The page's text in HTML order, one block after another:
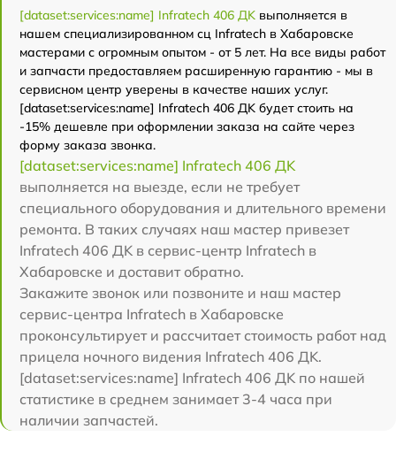
[dataset:services:name] Infratech 406 ДK выполняется в
нашем специализированном сц Infratech в Хабаровске
мастерами с огромным опытом - от 5 лет. На все виды работ
и запчасти предоставляем расширенную гарантию - мы в
сервисном центр уверены в качестве наших услуг.
[dataset:services:name] Infratech 406 ДK будет стоить на
-15% дешевле при оформлении заказа на сайте через
форму заказа звонка.
[dataset:services:name] Infratech 406 ДK
выполняется на выезде, если не требует
специального оборудования и длительного времени
ремонта. В таких случаях наш мастер привезет
Infratech 406 ДK в сервис-центр Infratech в
Хабаровске и доставит обратно.
Закажите звонок или позвоните и наш мастер
сервис-центра Infratech в Хабаровске
проконсультирует и рассчитает стоимость работ над
прицела ночного видения Infratech 406 ДK.
[dataset:services:name] Infratech 406 ДK по нашей
статистике в среднем занимает 3-4 часа при
наличии запчастей.